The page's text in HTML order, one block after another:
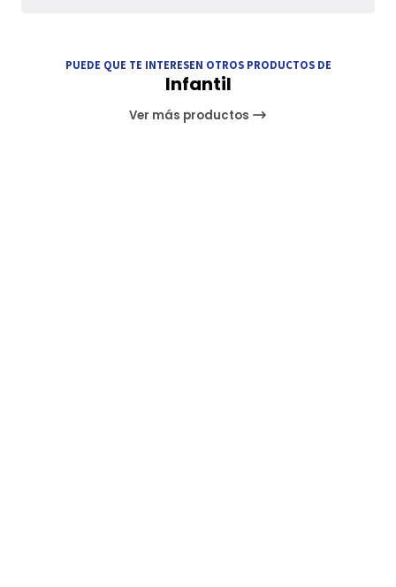
PUEDE QUE TE INTERESEN OTROS PRODUCTOS DE
Infantil
Ver más productos